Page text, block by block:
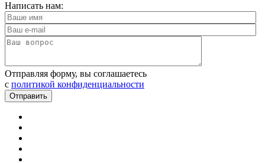
Написать нам:
Отправляя форму, вы соглашаетесь
c политикой конфиденциальности